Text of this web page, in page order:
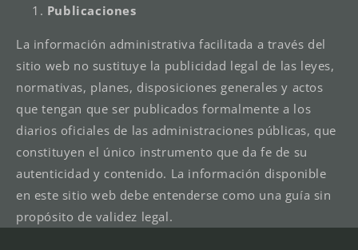
Publicaciones
La información administrativa facilitada a través del
sitio web no sustituye la publicidad legal de las leyes,
normativas, planes, disposiciones generales y actos
que tengan que ser publicados formalmente a los
diarios oficiales de las administraciones públicas, que
constituyen el único instrumento que da fe de su
autenticidad y contenido. La información disponible
en este sitio web debe entenderse como una guía sin
propósito de validez legal.